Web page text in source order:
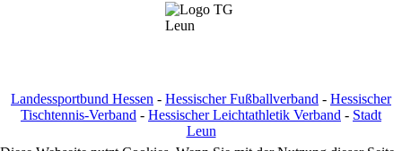
Landessportbund Hessen - Hessischer Fußballverband - Hessischer
Tischtennis-Verband - Hessischer Leichtathletik Verband - Stadt
Leun